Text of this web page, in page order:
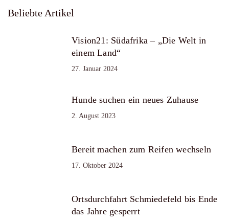
Beliebte Artikel
Vision21: Südafrika – „Die Welt in
einem Land“
27. Januar 2024
Hunde suchen ein neues Zuhause
2. August 2023
Bereit machen zum Reifen wechseln
17. Oktober 2024
Ortsdurchfahrt Schmiedefeld bis Ende
das Jahre gesperrt